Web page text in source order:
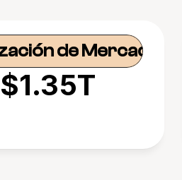
de Mercado
$1.35T